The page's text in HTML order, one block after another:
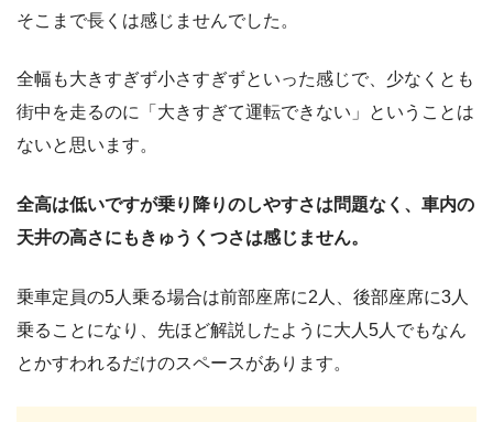
そこまで長くは感じませんでした。
全幅も大きすぎず小さすぎずといった感じで、少なくとも
街中を走るのに「大きすぎて運転できない」ということは
ないと思います。
全高は低いですが乗り降りのしやすさは問題なく、車内の
天井の高さにもきゅうくつさは感じません。
乗車定員の5人乗る場合は前部座席に2人、後部座席に3人
乗ることになり、先ほど解説したように大人5人でもなん
とかすわれるだけのスペースがあります。